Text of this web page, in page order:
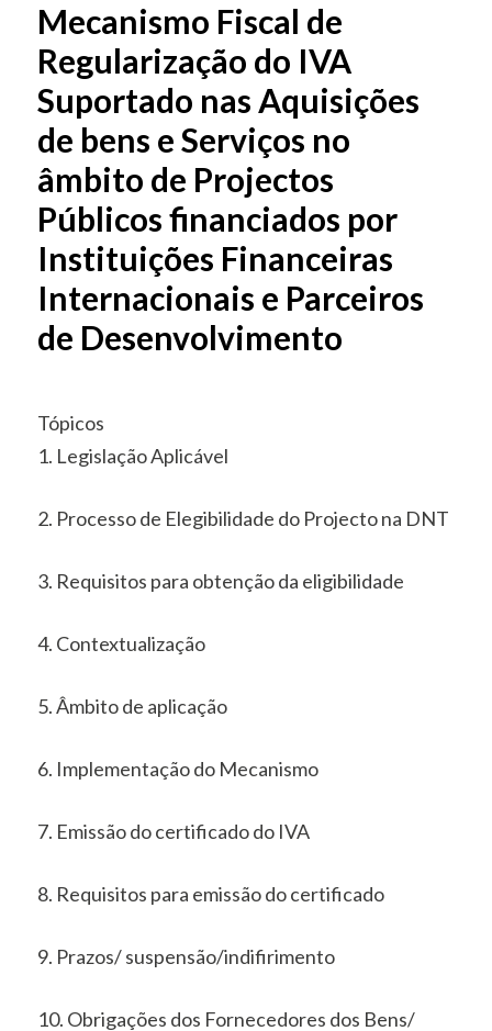
Mecanismo Fiscal de
Regularização do IVA
Suportado nas Aquisições
de bens e Serviços no
âmbito de Projectos
Públicos financiados por
Instituições Financeiras
Internacionais e Parceiros
de Desenvolvimento
Tópicos
1. Legislação Aplicável
2. Processo de Elegibilidade do Projecto na DNT
3. Requisitos para obtenção da eligibilidade
4. Contextualização
5. Âmbito de aplicação
6. Implementação do Mecanismo
7. Emissão do certificado do IVA
8. Requisitos para emissão do certificado
9. Prazos/ suspensão/indifirimento
10. Obrigações dos Fornecedores dos Bens/